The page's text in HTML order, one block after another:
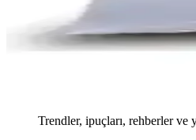
Trendler, ipuçları, rehberler